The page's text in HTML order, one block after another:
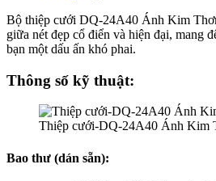
Bộ thiệp cưới DQ-24A40 Ánh Kim
giữa nét đẹp cổ điển và hiện đại, mang
bạn một dấu ấn khó phai.
Thông số kỹ thuật:
Thiệp cưới-DQ-24A40 Ánh Kim
Bao thư (dán sẵn):